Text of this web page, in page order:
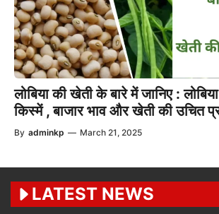
लोबिया की खेती के बारे में जानिए :
किस्में , बाजार भाव और खेती की उचित
By adminkp — March 21, 2025
LATEST NEWS